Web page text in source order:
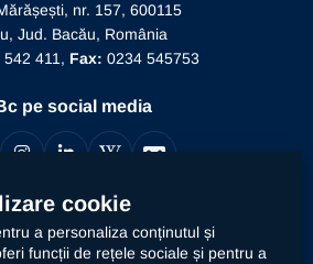
public
doctorat
nr. 157, 600115
Jud. Bacău, România
542 411, Fax: 0234 545753
pe social media
Contact
cookie
a personaliza conținutul și
funcții de rețele sociale și pentru a